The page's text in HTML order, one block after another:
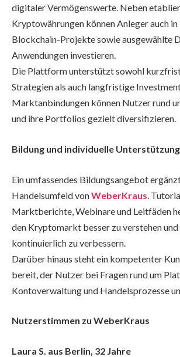
digitaler Vermögenswerte. Neben
Kryptowährungen können Anleger auch
Blockchain-Projekte sowie ausgewählte
Anwendungen investieren.
Die Plattform unterstützt sowohl
Strategien als auch langfristige
Marktanbindungen können Nutzer rund
und ihre Portfolios gezielt diversifizieren.
Bildung und individuelle Unterstützung
Ein umfassendes Bildungsangebot
Handelsumfeld vonWeberKraus .
Marktberichte, Webinare und Leitfäden
den Kryptomarkt besser zu verstehen
kontinuierlich zu verbessern.
Darüber hinaus steht ein kompetenter
bereit, der Nutzer bei Fragen rund um
Kontoverwaltung und Handelsprozesse
Nutzerstimmen zu WeberKraus
Laura S. aus Berlin, 32 Jahre